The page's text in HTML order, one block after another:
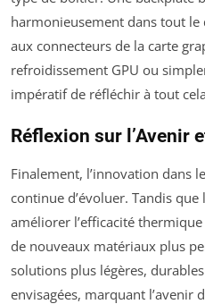
harmonieusement dans tout le
aux connecteurs de la carte
refroidissement GPU ou
impératif de réfléchir à tout
Réflexion sur l’Avenir
Finalement, l’innovation dans
continue d’évoluer. Tandis
améliorer l’efficacité
de nouveaux matériaux plus
solutions plus légères,
envisagées, marquant l’avenir